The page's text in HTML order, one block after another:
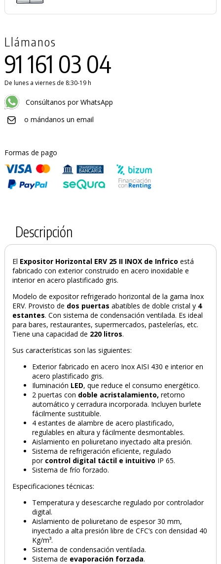
Llámanos
91 161 03 04
De lunes a viernes de 8:30-19 h
Consúltanos por WhatsApp
o mándanos un email
Formas de pago
Descripción
El Expositor Horizontal ERV 25 II INOX de Infrico está
fabricado con exterior construido en acero inoxidable e
interior en acero plastificado gris.
Modelo de expositor refrigerado horizontal de la gama Inox
ERV. Provisto de dos puertas abatibles de doble cristal y 4
estantes. Con sistema de condensación ventilada. Es ideal
para bares, restaurantes, supermercados, pastelerías, etc.
Tiene una capacidad de 220 litros.
Sus características son las siguientes:
Exterior fabricado en acero Inox AISI 430 e interior en
acero plastificado gris.
Iluminación LED, que reduce el consumo energético.
2 puertas con doble acristalamiento, retorno
automático y cerradura incorporada. Incluyen burlete
fácilmente sustituible.
4 estantes de alambre de acero plastificado,
regulables en altura y fácilmente desmontables.
Aislamiento en poliuretano inyectado alta presión.
Sistema de refrigeración eficiente, regulado
por control digital táctil e intuitivo IP 65.
Sistema de frío forzado.
Especificaciones técnicas:
Temperatura y desescarche regulado por controlador
digital.
Aislamiento de poliuretano de espesor 30 mm,
inyectado a alta presión libre de CFC’s con densidad 40
Kg/m³.
Sistema de condensación ventilada.
Sistema de evaporación forzada.